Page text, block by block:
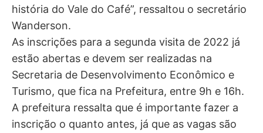
história do Vale do Café”, ressaltou o secretário
Wanderson.
As inscrições para a segunda visita de 2022 já
estão abertas e devem ser realizadas na
Secretaria de Desenvolvimento Econômico e
Turismo, que fica na Prefeitura, entre 9h e 16h.
A prefeitura ressalta que é importante fazer a
inscrição o quanto antes, já que as vagas são